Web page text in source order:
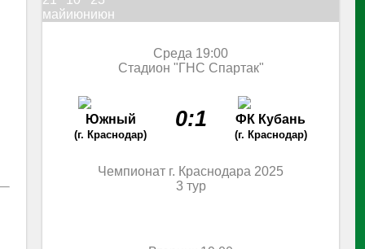
майиюниюн
Среда 19:00
Стадион "ГНС Спартак"
Южный
(г. Краснодар)
0:1 ФК Кубань
(г. Краснодар)
Чемпионат г. Краснодара 2025
3 тур